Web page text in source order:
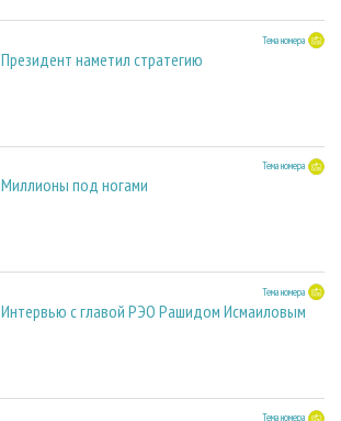
Тема номера
Президент наметил стратегию
Тема номера
Миллионы под ногами
Тема номера
Интервью с главой РЭО Рашидом Исмаиловым
Тема номера